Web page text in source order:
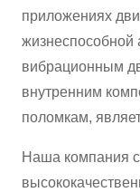
приложениях
жизнеспособной
вибрационным
внутренним
поломкам,
Наша компания